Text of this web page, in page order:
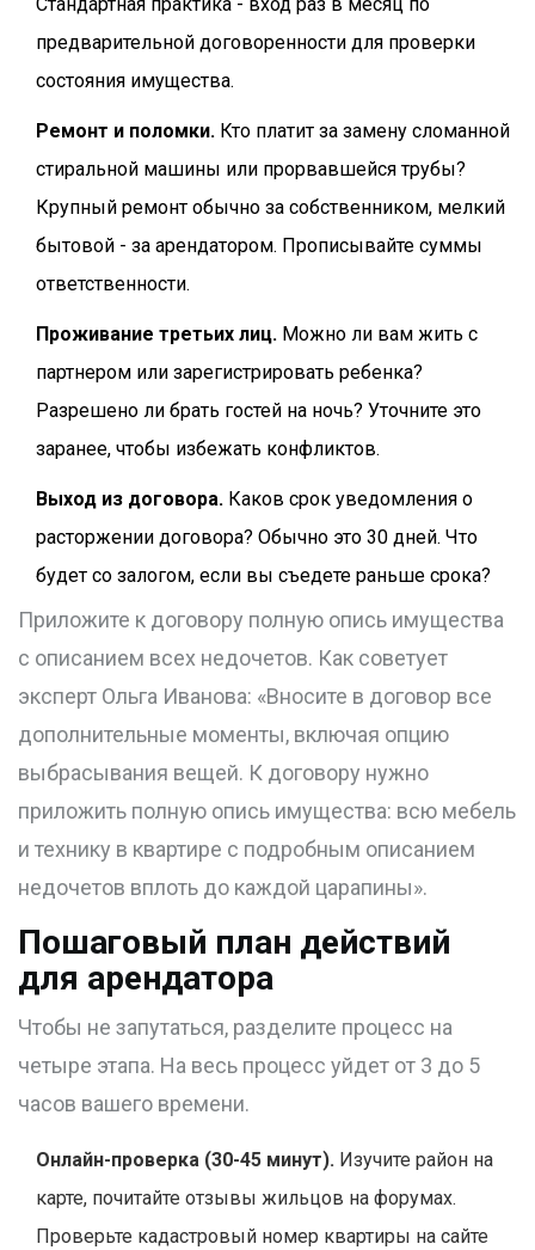
Стандартная практика - вход раз в месяц по
предварительной договоренности для проверки
состояния имущества.
Ремонт и поломки. Кто платит за замену сломанной
стиральной машины или прорвавшейся трубы?
Крупный ремонт обычно за собственником, мелкий
бытовой - за арендатором. Прописывайте суммы
ответственности.
Проживание третьих лиц. Можно ли вам жить с
партнером или зарегистрировать ребенка?
Разрешено ли брать гостей на ночь? Уточните это
заранее, чтобы избежать конфликтов.
Выход из договора. Каков срок уведомления о
расторжении договора? Обычно это 30 дней. Что
будет со залогом, если вы съедете раньше срока?
Приложите к договору полную опись имущества
с описанием всех недочетов. Как советует
эксперт Ольга Иванова: «Вносите в договор все
дополнительные моменты, включая опцию
выбрасывания вещей. К договору нужно
приложить полную опись имущества: всю мебель
и технику в квартире с подробным описанием
недочетов вплоть до каждой царапины».
Пошаговый план действий
для арендатора
Чтобы не запутаться, разделите процесс на
четыре этапа. На весь процесс уйдет от 3 до 5
часов вашего времени.
Онлайн-проверка (30-45 минут). Изучите район на
карте, почитайте отзывы жильцов на форумах.
Проверьте кадастровый номер квартиры на сайте